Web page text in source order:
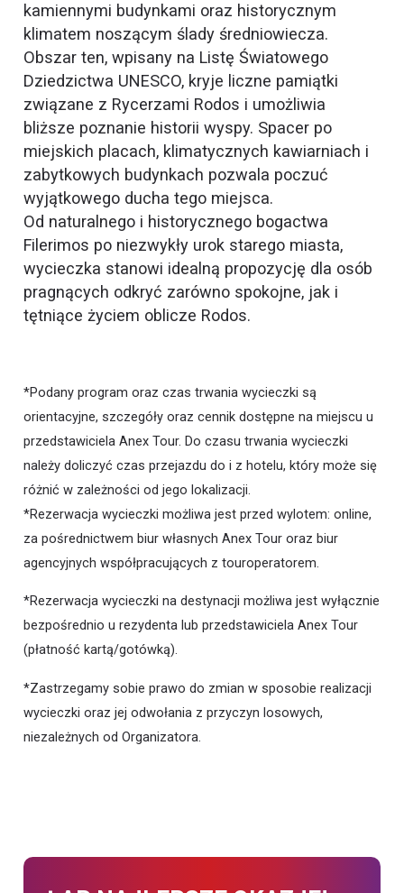
kamiennymi budynkami oraz historycznym
klimatem noszącym ślady średniowiecza.
Obszar ten, wpisany na Listę Światowego
Dziedzictwa UNESCO, kryje liczne pamiątki
związane z Rycerzami Rodos i umożliwia
bliższe poznanie historii wyspy. Spacer po
miejskich placach, klimatycznych kawiarniach i
zabytkowych budynkach pozwala poczuć
wyjątkowego ducha tego miejsca.
Od naturalnego i historycznego bogactwa
Filerimos po niezwykły urok starego miasta,
wycieczka stanowi idealną propozycję dla osób
pragnących odkryć zarówno spokojne, jak i
tętniące życiem oblicze Rodos.
*Podany program oraz czas trwania wycieczki są
orientacyjne, szczegóły oraz cennik dostępne na miejscu u
przedstawiciela Anex Tour. Do czasu trwania wycieczki
należy doliczyć czas przejazdu do i z hotelu, który może się
różnić w zależności od jego lokalizacji.
*Rezerwacja wycieczki możliwa jest przed wylotem: online,
za pośrednictwem biur własnych Anex Tour oraz biur
agencyjnych współpracujących z touroperatorem.
*Rezerwacja wycieczki na destynacji możliwa jest wyłącznie
bezpośrednio u rezydenta lub przedstawiciela Anex Tour
(płatność kartą/gotówką).
*Zastrzegamy sobie prawo do zmian w sposobie realizacji
wycieczki oraz jej odwołania z przyczyn losowych,
niezależnych od Organizatora.